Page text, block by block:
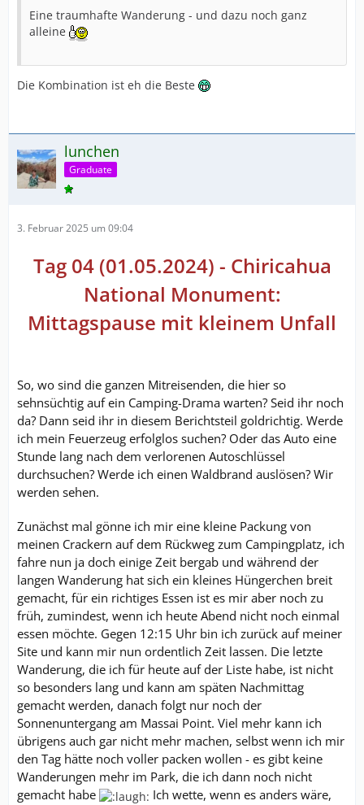
Eine traumhafte Wanderung - und dazu noch ganz
alleine
Die Kombination ist eh die Beste
lunchen
Graduate
3. Februar 2025 um 09:04
Tag 04 (01.05.2024) - Chiricahua
National Monument:
Mittagspause mit kleinem Unfall
So, wo sind die ganzen Mitreisenden, die hier so
sehnsüchtig auf ein Camping-Drama warten? Seid ihr noch
da? Dann seid ihr in diesem Berichtsteil goldrichtig. Werde
ich mein Feuerzeug erfolglos suchen? Oder das Auto eine
Stunde lang nach dem verlorenen Autoschlüssel
durchsuchen? Werde ich einen Waldbrand auslösen? Wir
werden sehen.
Zunächst mal gönne ich mir eine kleine Packung von
meinen Crackern auf dem Rückweg zum Campingplatz, ich
fahre nun ja doch einige Zeit bergab und während der
langen Wanderung hat sich ein kleines Hüngerchen breit
gemacht, für ein richtiges Essen ist es mir aber noch zu
früh, zumindest, wenn ich heute Abend nicht noch einmal
essen möchte. Gegen 12:15 Uhr bin ich zurück auf meiner
Site und kann mir nun ordentlich Zeit lassen. Die letzte
Wanderung, die ich für heute auf der Liste habe, ist nicht
so besonders lang und kann am späten Nachmittag
gemacht werden, danach folgt nur noch der
Sonnenuntergang am Massai Point. Viel mehr kann ich
übrigens auch gar nicht mehr machen, selbst wenn ich mir
den Tag hätte noch voller packen wollen - es gibt keine
Wanderungen mehr im Park, die ich dann noch nicht
gemacht habe
Ich wette, wenn es anders wäre,